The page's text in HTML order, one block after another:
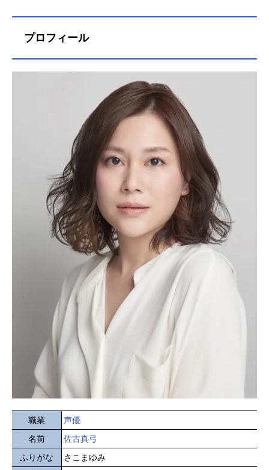
プロフィール
職業
声優
名前
佐古真弓
ふりがな
さこまゆみ